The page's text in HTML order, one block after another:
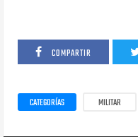
COMPARTIR
CATEGORÍAS MILITAR